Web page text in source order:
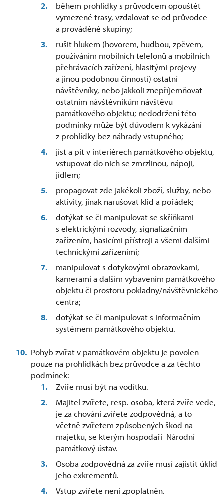
během prohlídky s průvodcem opouštět
vymezené trasy, vzdalovat se od průvodce
a prováděné skupiny;
rušit hlukem (hovorem, hudbou, zpěvem,
používáním mobilních telefonů a mobilních
přehrávacích zařízení, hlasitými projevy
a jinou podobnou činností) ostatní
návštěvníky, nebo jakkoli znepříjemňovat
ostatním návštěvníkům návštěvu
památkového objektu; nedodržení této
podmínky může být důvodem k vykázání
z prohlídky bez náhrady vstupného;
jíst a pít v interiérech památkového objektu,
vstupovat do nich se zmrzlinou, nápoji,
jídlem;
propagovat zde jakékoli zboží, služby, nebo
aktivity, jinak narušovat klid a pořádek;
dotýkat se či manipulovat se skříňkami
s elektrickými rozvody, signalizačním
zařízením, hasicími přístroji a všemi dalšími
technickými zařízeními;
manipulovat s dotykovými obrazovkami,
kamerami a dalším vybavením památkového
objektu či prostoru pokladny/návštěvnického
centra;
dotýkat se či manipulovat s informačním
systémem památkového objektu.
Pohyb zvířat v památkovém objektu je povolen
pouze na prohlídkách bez průvodce a za těchto
podmínek:
Zvíře musí být na vodítku.
Majitel zvířete, resp. osoba, která zvíře vede,
je za chování zvířete zodpovědná, a to
včetně zvířetem způsobených škod na
majetku, se kterým hospodaří Národní
památkový ústav.
Osoba zodpovědná za zvíře musí zajistit úklid
jeho exkrementů.
Vstup zvířete není zpoplatněn.